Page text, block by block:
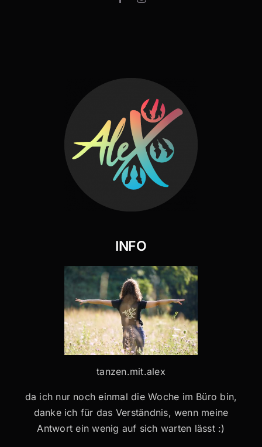
INFO
tanzen.mit.alex
da ich nur noch einmal die Woche im Büro bin,
danke ich für das Verständnis, wenn meine
Antwort ein wenig auf sich warten lässt :)